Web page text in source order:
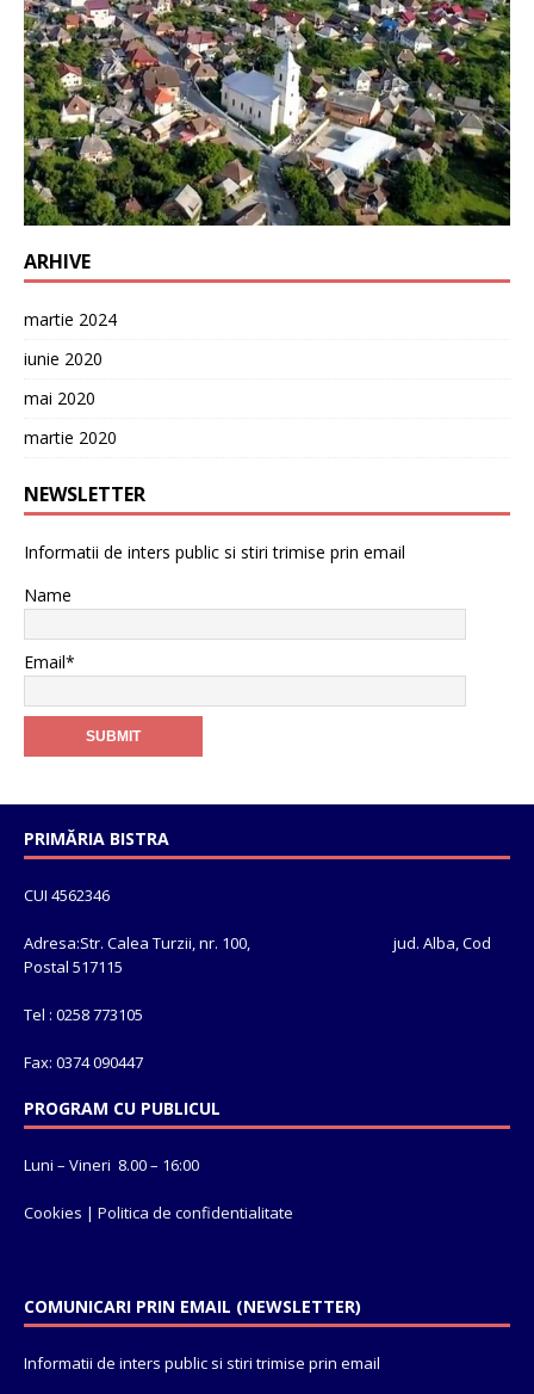
ARHIVE
martie 2024
iunie 2020
mai 2020
martie 2020
NEWSLETTER
Informatii de inters public si stiri trimise prin email
Name
Email*
PRIMĂRIA BISTRA
CUI 4562346
Adresa:Str. Calea Turzii, nr. 100, jud. Alba, Cod
Postal 517115
Tel : 0258 773105
Fax: 0374 090447
PROGRAM CU PUBLICUL
Luni – Vineri 8.00 – 16:00
Cookies | Politica de confidentialitate
COMUNICARI PRIN EMAIL (NEWSLETTER)
Informatii de inters public si stiri trimise prin email